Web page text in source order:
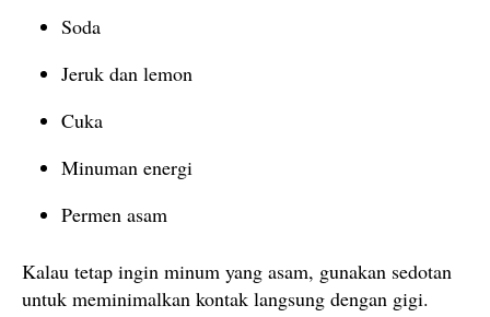
Soda
Jeruk dan lemon
Cuka
Minuman energi
Permen asam
Kalau tetap ingin minum yang asam, gunakan sedotan
untuk meminimalkan kontak langsung dengan gigi.